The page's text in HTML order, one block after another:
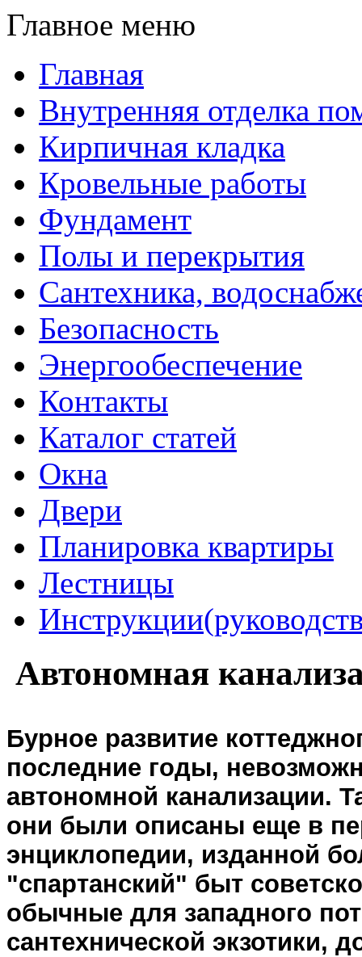
Главное меню
Главная
Внутренняя отделка
Кирпичная кладка
Кровельные работы
Фундамент
Полы и перекрытия
Сантехника,
Безопасность
Энергообеспечение
Контакты
Каталог статей
Окна
Двери
Планировка квартиры
Лестницы
Автономная
Бурное развитие
последние годы,
автономной канализации.
они были описаны еще в
энциклопедии, изданной
"спартанский" быт
обычные для западного
сантехнической экзотики,